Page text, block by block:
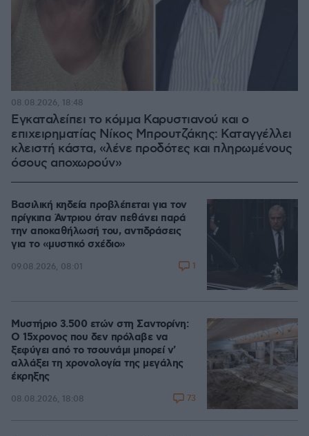
Εγκαταλείπει το κόμμα Καρυστιανού και ο
επιχειρηματίας Νίκος Μπρουτζάκης: Καταγγέλλει
κλειστή κάστα, «λένε προδότες και πληρωμένους
όσους αποχωρούν»
08.08.2026, 18:48
Βασιλική κηδεία προβλέπεται για τον
πρίγκιπα Άντριου όταν πεθάνει παρά
την αποκαθήλωσή του, αντιδράσεις
για το «μυστικό σχέδιο»
09.08.2026, 08:01 1
Μυστήριο 3.500 ετών στη Σαντορίνη:
Ο 15χρονος που δεν πρόλαβε να
ξεφύγει από το τσουνάμι μπορεί ν'
αλλάξει τη χρονολογία της μεγάλης
έκρηξης
08.08.2026, 18:08 73